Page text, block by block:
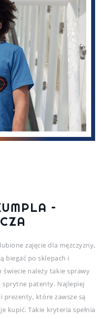
–
zajęcie dla mężczyzny,
biegać po sklepach i
świecie należy takie sprawy
sprytne patenty. Najlepiej
prezenty, które zawsze są
kupić. Takie kryteria spełnia